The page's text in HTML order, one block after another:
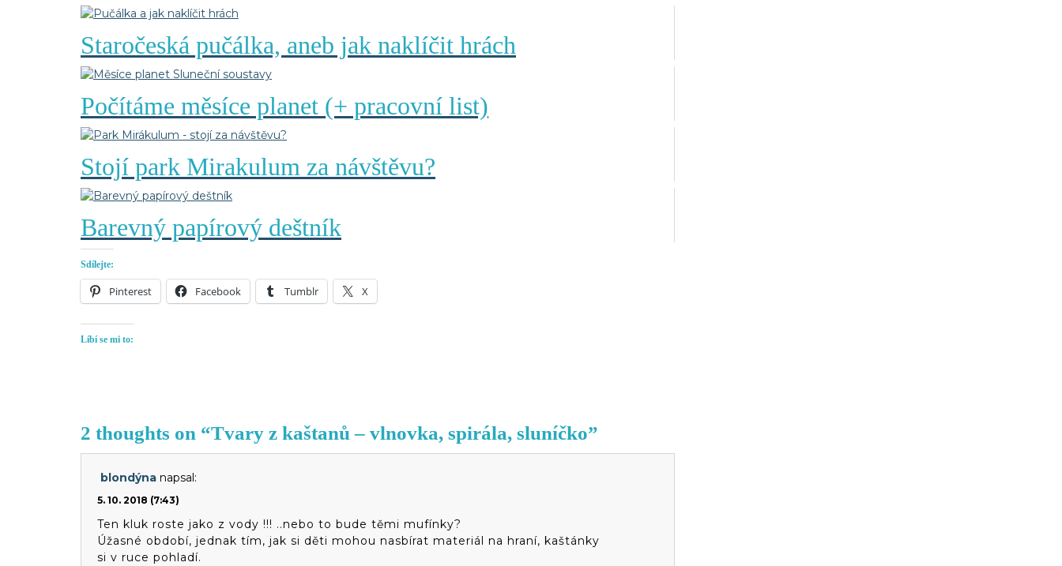
Staročeská pučálka, aneb jak naklíčit hrách
Počítáme měsíce planet (+ pracovní list)
Stojí park Mirakulum za návštěvu?
Barevný papírový deštník
Sdílejte:
Pinterest Facebook Tumblr X
Líbí se mi to:
2 thoughts on “Tvary z kaštanů – vlnovka, spirála, sluníčko”
blondýna napsal:
5. 10. 2018 (7:43)
Ten kluk roste jako z vody !!! ..nebo to bude těmi mufínky?
Úžasné období, jednak tím, jak si děti mohou nasbírat materiál na hraní, kaštánky
si v ruce pohladí.